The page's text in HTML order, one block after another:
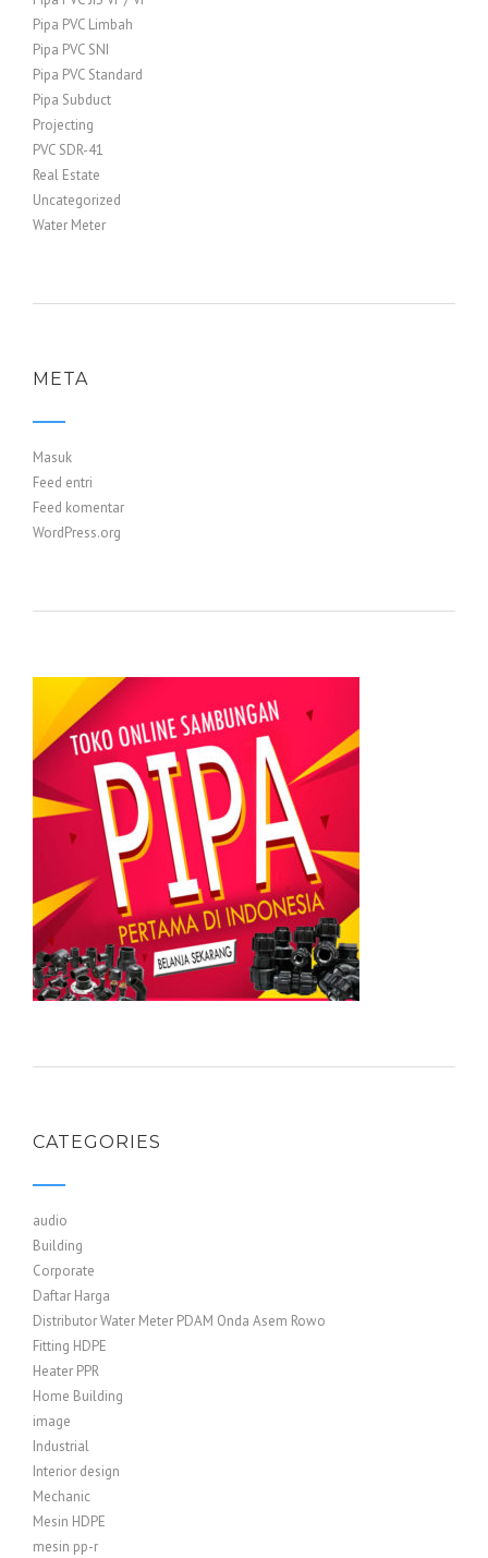
Pipa PVC Limbah
Pipa PVC SNI
Pipa PVC Standard
Pipa Subduct
Projecting
PVC SDR-41
Real Estate
Uncategorized
Water Meter
META
Masuk
Feed entri
Feed komentar
WordPress.org
CATEGORIES
audio
Building
Corporate
Daftar Harga
Distributor Water Meter PDAM Onda Asem Rowo
Fitting HDPE
Heater PPR
Home Building
image
Industrial
Interior design
Mechanic
Mesin HDPE
mesin pp-r